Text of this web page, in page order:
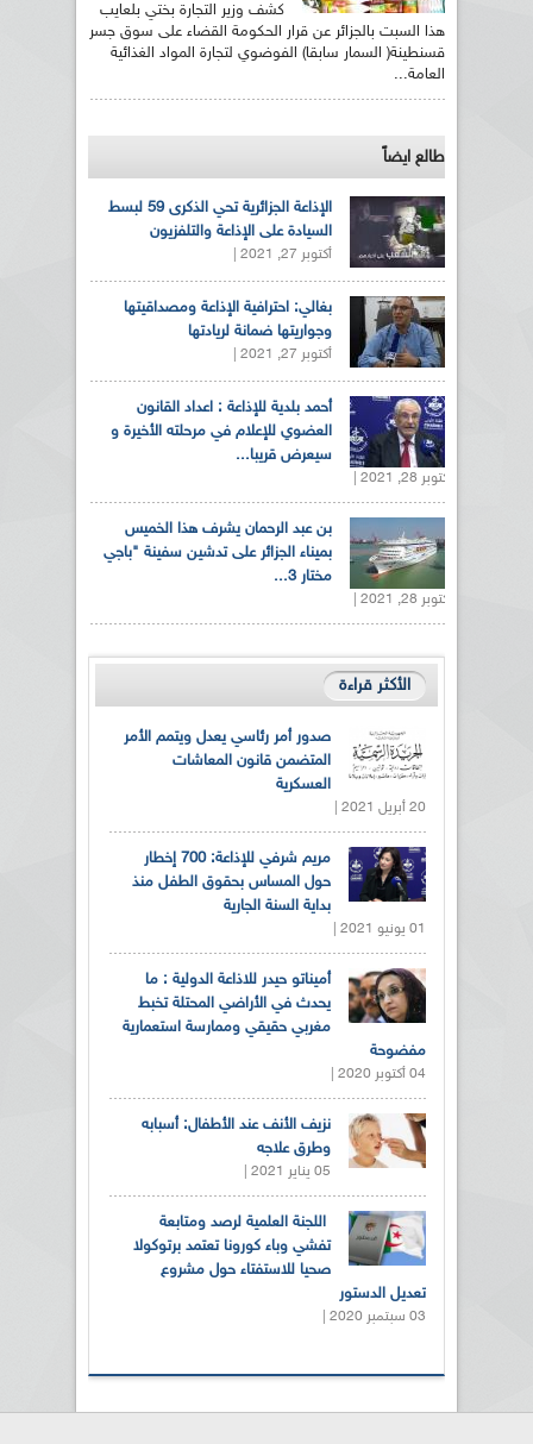
كشف وزير التجارة بختي بلعايب
هذا السبت بالجزائر عن قرار الحكومة القضاء على سوق جسر
قسنطينة( السمار سابقا) الفوضوي لتجارة المواد الغذائية
العامة...
طالع ايضاً
الإذاعة الجزائرية تحي الذكرى 59 لبسط
السيادة على الإذاعة والتلفزيون
أكتوبر 27, 2021 |
بغالي: احترافية الإذاعة ومصداقيتها
وجواريتها ضمانة لريادتها
أكتوبر 27, 2021 |
أحمد بلدية للإذاعة : اعداد القانون
العضوي للإعلام في مرحلته الأخيرة و
سيعرض قريبا...
أكتوبر 28, 2021 |
بن عبد الرحمان يشرف هذا الخميس
بميناء الجزائر على تدشين سفينة "باجي
مختار 3...
أكتوبر 28, 2021 |
الأكثر قراءة
صدور أمر رئاسي يعدل ويتمم الأمر
المتضمن قانون المعاشات
العسكرية
20 أبريل 2021 |
مريم شرفي للإذاعة: 700 إخطار
حول المساس بحقوق الطفل منذ
بداية السنة الجارية
01 يونيو 2021 |
أميناتو حيدر للاذاعة الدولية : ما
يحدث في الأراضي المحتلة تخبط
مغربي حقيقي وممارسة استعمارية
مفضوحة
04 أكتوبر 2020 |
نزيف الأنف عند الأطفال: أسبابه
وطرق علاجه
05 يناير 2021 |
اللجنة العلمية لرصد ومتابعة
تفشي وباء كورونا تعتمد برتوكولا
صحيا للاستفتاء حول مشروع
تعديل الدستور
03 سبتمبر 2020 |